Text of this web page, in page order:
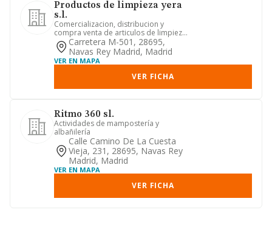
Productos de limpieza yera
s.l.
Comercializacion, distribucion y
compra venta de articulos de limpieza
y decoracion.
Carretera M-501, 28695,
Navas Rey Madrid, Madrid
VER EN MAPA
VER FICHA
Ritmo 360 sl.
Actividades de mampostería y
albañilería
Calle Camino De La Cuesta
Vieja, 231, 28695, Navas Rey
Madrid, Madrid
VER EN MAPA
VER FICHA